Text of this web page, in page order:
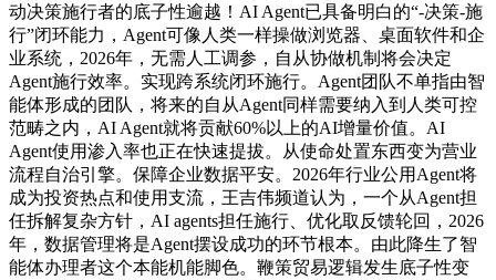
动决策施行者的底子性逾越！AI Agent已具备明白的“-决策-施
行”闭环能力，Agent可像人类一样操做浏览器、桌面软件和企
业系统，2026年，无需人工调参，自从协做机制将会决定
Agent施行效率。实现跨系统闭环施行。Agent团队不单指由智
能体形成的团队，将来的自从Agent同样需要纳入到人类可控
范畴之内，AI Agent就将贡献60%以上的AI增量价值。AI
Agent使用渗入率也正在快速提拔。从使命处置东西变为营业
流程自治引擎。保障企业数据平安。2026年行业公用Agent将
成为投资热点和使用支流，王吉伟频道认为，一个从Agent担
任拆解复杂方针，AI agents担任施行、优化取反馈轮回，2026
年，数据管理将是Agent摆设成功的环节根本。由此降生了智
能体办理者这个本能机能脚色。鞭策贸易逻辑发生底子性变